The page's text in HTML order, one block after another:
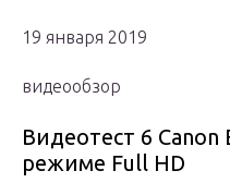
19 января 2019
видеообзор
Видеотест 6 Canon
режиме Full HD